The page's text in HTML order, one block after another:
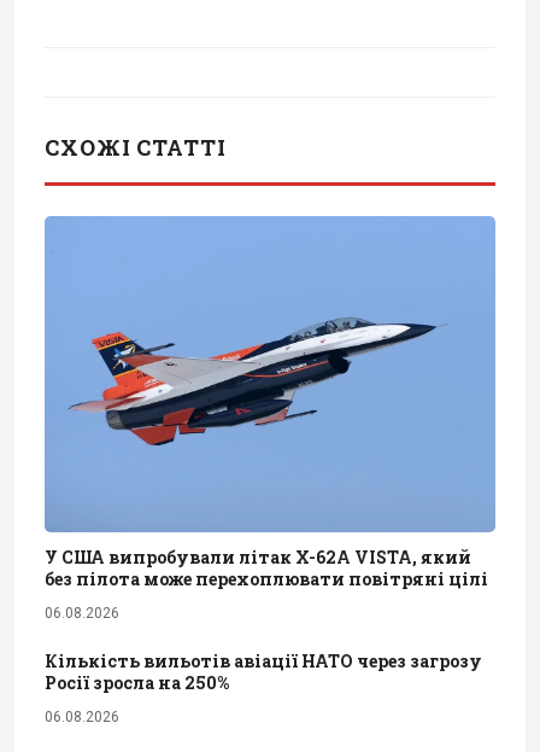
СХОЖІ СТАТТІ
У США випробували літак X-62A VISTA, який
без пілота може перехоплювати повітряні цілі
06.08.2026
Кількість вильотів авіації НАТО через загрозу
Росії зросла на 250%
06.08.2026